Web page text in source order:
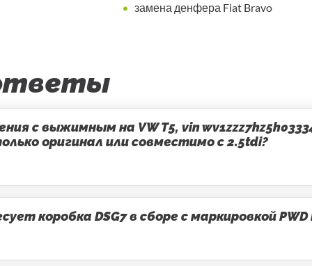
замена денфера Fiat Bravo
с выжимным на VW T5, vin
оригинал или совместимо с 2.5tdi?
коробка DSG7 в сборе с маркировкой